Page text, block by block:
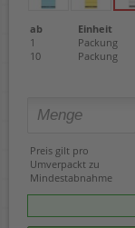
ab Einheit
1
Packung
10
Packung
Preis gilt pro
Umverpackt zu
Mindestabnahme